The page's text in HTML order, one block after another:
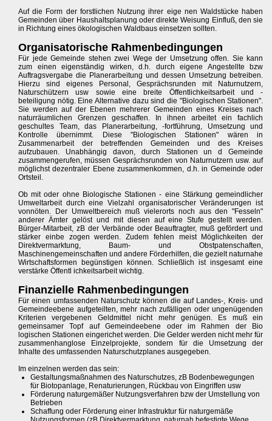
Auf die Form der forstlichen Nutzung ihrer eige nen Waldstücke haben
Gemeinden über Haushaltsplanung oder direkte Weisung Einfluß, den sie
in Richtung eines ökologischen Waldbaus einsetzen sollten.
Organisatorische Rahmenbedingungen
Für jede Gemeinde stehen zwei Wege der Umsetzung offen. Sie kann
zum einen eigenständig wirken, d.h. durch eigene Angestellte bzw
Auftragsvergabe die Planerarbeitung und dessen Umsetzung betreiben.
Hierzu sind eigenes Personal, Gesprächsrunden mit Naturnutzern,
Naturschützern usw sowie eine breite Öffentlichkeitsarbeit und -
beteiligung nötig. Eine Alternative dazu sind die "Biologischen Stationen".
Sie werden auf der Ebenen mehrerer Gemeinden eines Kreises nach
naturräumlichen Grenzen geschaffen. In ihnen arbeitet ein fachlich
geschultes Team, das Planerarbeitung, -fortführung, Umsetzung und
Kontrolle übernimmt. Diese "Biologischen Stationen" wären in
Zusammenarbeit der betreffenden Gemeinden und des Kreises
aufzubauen. Unabhängig davon, durch Stationen un d Gemeinde
zusammengerufen, müssen Gesprächsrunden von Naturnutzern usw. auf
möglichst dezentraler Ebene zusammenkommen, d.h. in Gemeinde oder
Ortsteil.
Ob mit oder ohne Biologische Stationen - eine Stärkung gemeindlicher
Umweltarbeit durch eine Vielzahl organisatorischer Veränderungen ist
vonnöten. Der Umweltbereich muß vielerorts noch aus den "Fesseln"
anderer Ämter gelöst und mit diesen auf eine Stufe gestellt werden.
Bürger-Mitarbeit, zB der Verbände oder Beauftragter, muß gefördert und
stärker einbe zogen werden. Zudem fehlen meist Möglichkeiten der
Direktvermarktung, Baum- und Obstpatenschaften,
Maschinengemeinschaften und andere Förderhilfen, die gezielt naturnahe
Wirtschaftsformen begünstigen können. Schließlich ist insgesamt eine
verstärke Öffentl ichkeitsarbeit wichtig.
Finanzielle Rahmenbedingungen
Für einen umfassenden Naturschutz können die auf Landes-, Kreis- und
Gemeindeebene aufgeteilten, mehr nach zufälligen oder ungenügenden
Kriterien vergebenen Geldmittel nicht mehr genügen. Es muß ein
gemeinsamer Topf auf Gemeindeebene oder im Rahmen der Bio
logischen Stationen eingerichet werden. Die Gelder werden nicht mehr für
zusammenhanglose Einzelprojekte, sondern für die Umsetzung der
Inhalte des umfassenden Naturschutzplanes ausgegeben.
Im einzelnen werden das sein:
Gestaltungsmaßnahmen des Naturschutzes, zB Bodenbewegungen
für Biotopanlage, Renaturierungen, Rückbau von Eingriffen usw
Förderung naturgemäßer Nutzungsverfahren bzw der Umstellung von
Betrieben
Schaffung oder Förderung einer Infrastruktur für naturgemäße